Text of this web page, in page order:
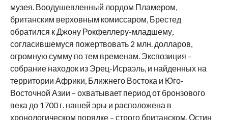
музея. Воодушевленный лордом Пламером,
британским верховным комиссаром, Брестед
обратился к Джону Рокфеллеру-младшему,
согласившемуся пожертвовать 2 млн. долларов,
огромную сумму по тем временам. Экспозиция –
собрание находок из Эрец-Исраэль, и найденных на
территории Африки, Ближнего Востока и Юго-
Восточной Азии – охватывает период от бронзового
века до 1700 г. нашей эры и расположена в
хронологическом порядке – строго британском. Остин